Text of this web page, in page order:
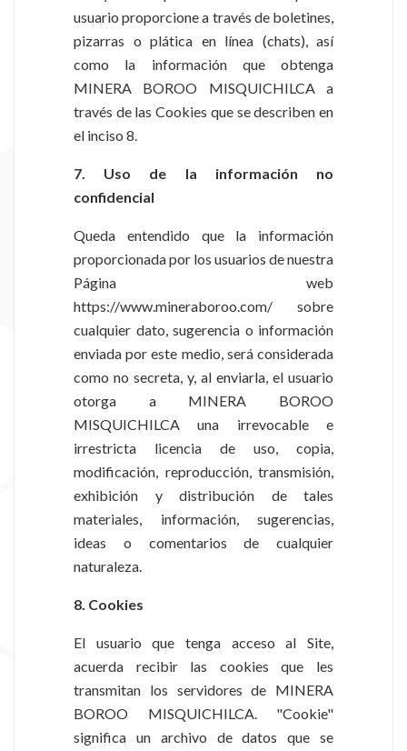
usuario proporcione a través de boletines,
pizarras o plática en línea (chats), así
como la información que obtenga
MINERA BOROO MISQUICHILCA a
través de las Cookies que se describen en
el inciso 8.
7. Uso de la información no
confidencial
Queda entendido que la información
proporcionada por los usuarios de nuestra
Página web
https://www.mineraboroo.com/ sobre
cualquier dato, sugerencia o información
enviada por este medio, será considerada
como no secreta, y, al enviarla, el usuario
otorga a MINERA BOROO
MISQUICHILCA una irrevocable e
irrestricta licencia de uso, copia,
modificación, reproducción, transmisión,
exhibición y distribución de tales
materiales, información, sugerencias,
ideas o comentarios de cualquier
naturaleza.
8. Cookies
El usuario que tenga acceso al Site,
acuerda recibir las cookies que les
transmitan los servidores de MINERA
BOROO MISQUICHILCA. "Cookie"
significa un archivo de datos que se